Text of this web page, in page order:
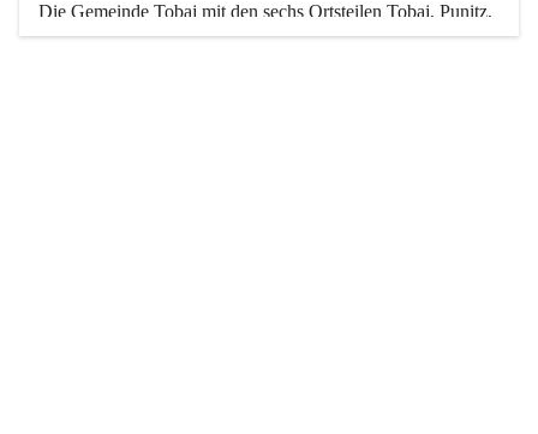
Die Gemeinde Tobaj mit den sechs Ortsteilen Tobaj, Punitz,
Deutsch Tschantschendorf, Kroatisch Tschantschendorf,